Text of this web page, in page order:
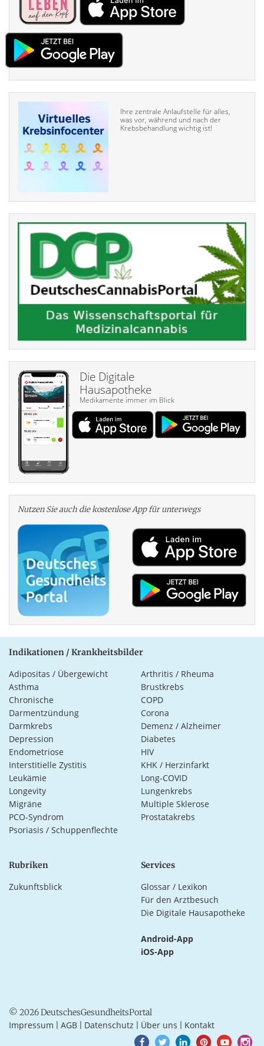
Ihre zentrale Anlaufstelle für alles,
was vor, während und nach der
Krebsbehandlung wichtig ist!
Die Digitale
Hausapotheke
Medikamente immer im Blick
Nutzen Sie auch die kosten­lose App für unterwegs
Indikationen / Krankheitsbilder
Adipositas / Übergewicht
Arthritis / Rheuma
Asthma
Brustkrebs
Chronische
Darmentzündung
COPD
Corona
Darmkrebs
Demenz / Alzheimer
Depression
Diabetes
Endometriose
HIV
Interstitielle Zystitis
KHK / Herzinfarkt
Leukämie
Long-COVID
Longevity
Lungenkrebs
Migräne
Multiple Sklerose
PCO-Syndrom
Prostatakrebs
Psoriasis / Schuppenflechte
Rubriken
Zukunftsblick
Services
Glossar / Lexikon
Für den Arztbesuch
Die Digitale Hausapotheke
Android-App
iOS-App
© 2026 DeutschesGesundheitsPortal
Impressum AGB Datenschutz Über uns Kontakt